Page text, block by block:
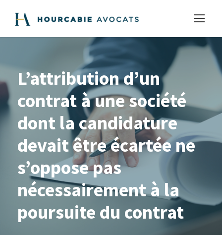
L’attribution d’un
contrat à une société
dont la candidature
devait être écartée ne
s’oppose pas
nécessairement à la
poursuite du contrat